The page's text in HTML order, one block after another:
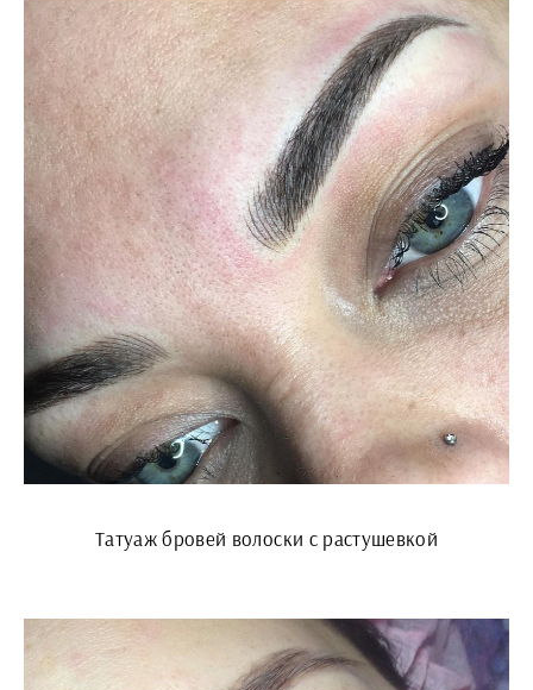
Татуаж бровей волоски с растушевкой